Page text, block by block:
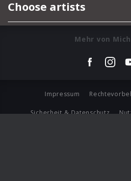
Mehr von
Impressum
Sicherheit & Datenschutz